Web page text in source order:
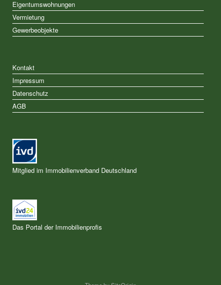
Eigentumswohnungen
Vermietung
Gewerbeobjekte
Kontakt
Impressum
Datenschutz
AGB
Mitglied im Immobilienverband Deutschland
Das Portal der Immobilienprofis